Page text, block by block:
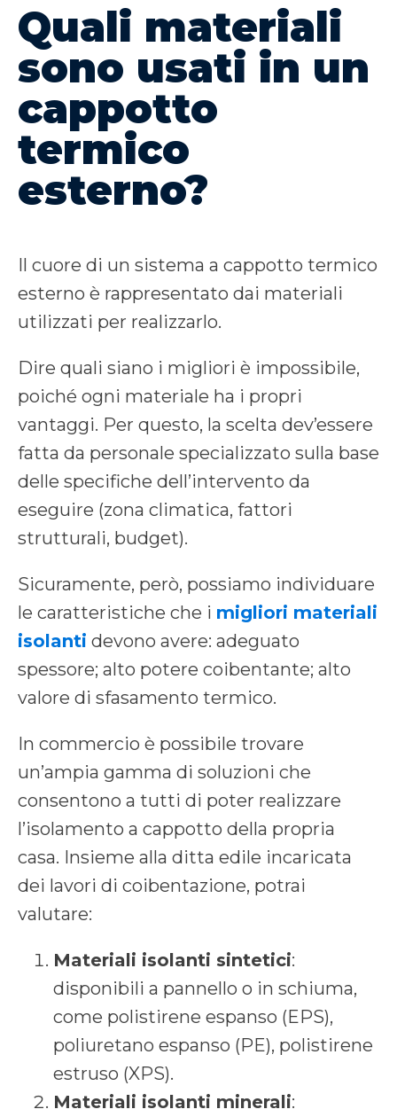
Quali materiali
sono usati in un
cappotto
termico
esterno?
Il cuore di un sistema a cappotto termico
esterno è rappresentato dai materiali
utilizzati per realizzarlo.
Dire quali siano i migliori è impossibile,
poiché ogni materiale ha i propri
vantaggi. Per questo, la scelta dev’essere
fatta da personale specializzato sulla base
delle specifiche dell’intervento da
eseguire (zona climatica, fattori
strutturali, budget).
Sicuramente, però, possiamo individuare
le caratteristiche che i migliori materiali
isolanti devono avere: adeguato
spessore; alto potere coibentante; alto
valore di sfasamento termico.
In commercio è possibile trovare
un’ampia gamma di soluzioni che
consentono a tutti di poter realizzare
l’isolamento a cappotto della propria
casa. Insieme alla ditta edile incaricata
dei lavori di coibentazione, potrai
valutare:
Materiali isolanti sintetici:
disponibili a pannello o in schiuma,
come polistirene espanso (EPS),
poliuretano espanso (PE), polistirene
estruso (XPS).
Materiali isolanti minerali: